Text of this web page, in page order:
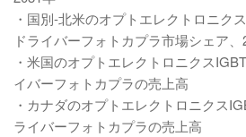
・国別-北米のオプトエレクトロニク
ドライバーフォトカプラ市場シェア
・米国のオプトエレクトロニクス
イバーフォトカプラの売上高
・カナダのオプトエレクトロニクス
ライバーフォトカプラの売上高